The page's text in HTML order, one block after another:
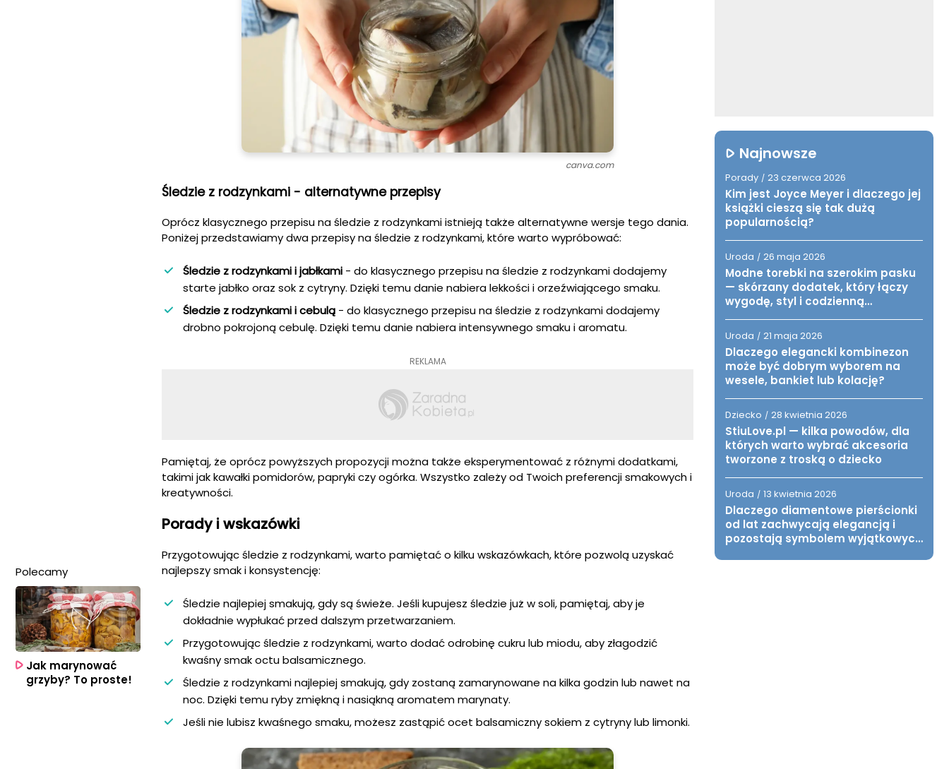
canva.com
Śledzie z rodzynkami - alternatywne przepisy
Oprócz klasycznego przepisu na śledzie z rodzynkami istnieją także alternatywne wersje tego dania.
Poniżej przedstawiamy dwa przepisy na śledzie z rodzynkami, które warto wypróbować:
Śledzie z rodzynkami i jabłkami - do klasycznego przepisu na śledzie z rodzynkami dodajemy
starte jabłko oraz sok z cytryny. Dzięki temu danie nabiera lekkości i orzeźwiającego smaku.
Śledzie z rodzynkami i cebulą - do klasycznego przepisu na śledzie z rodzynkami dodajemy
drobno pokrojoną cebulę. Dzięki temu danie nabiera intensywnego smaku i aromatu.
REKLAMA
Pamiętaj, że oprócz powyższych propozycji można także eksperymentować z różnymi dodatkami,
takimi jak kawałki pomidorów, papryki czy ogórka. Wszystko zależy od Twoich preferencji smakowych i
kreatywności.
Porady i wskazówki
Przygotowując śledzie z rodzynkami, warto pamiętać o kilku wskazówkach, które pozwolą uzyskać
najlepszy smak i konsystencję:
Śledzie najlepiej smakują, gdy są świeże. Jeśli kupujesz śledzie już w soli, pamiętaj, aby je
dokładnie wypłukać przed dalszym przetwarzaniem.
Przygotowując śledzie z rodzynkami, warto dodać odrobinę cukru lub miodu, aby złagodzić
kwaśny smak octu balsamicznego.
Śledzie z rodzynkami najlepiej smakują, gdy zostaną zamarynowane na kilka godzin lub nawet na
noc. Dzięki temu ryby zmiękną i nasiąkną aromatem marynaty.
Jeśli nie lubisz kwaśnego smaku, możesz zastąpić ocet balsamiczny sokiem z cytryny lub limonki.
Polecamy
Jak marynować
grzyby? To proste!
Najnowsze
Porady / 23 czerwca 2026
Kim jest Joyce Meyer i dlaczego jej
książki cieszą się tak dużą
popularnością?
Uroda / 26 maja 2026
Modne torebki na szerokim pasku
— skórzany dodatek, który łączy
wygodę, styl i codzienną
Uroda / 21 maja 2026
Dlaczego elegancki kombinezon
może być dobrym wyborem na
wesele, bankiet lub kolację?
Dziecko / 28 kwietnia 2026
StiuLove.pl — kilka powodów, dla
których warto wybrać akcesoria
tworzone z troską o dziecko
Uroda / 13 kwietnia 2026
Dlaczego diamentowe pierścionki
od lat zachwycają elegancją i
pozostają symbolem wyjątkowych